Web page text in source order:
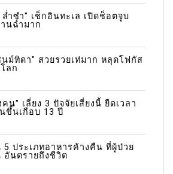
ำซำ" เช็กอินทะเล เปิดช็อตจูบ
นฉ่ำมาก
นม์ทิดา" สวยรวยเท่มาก หลุดโฟกัส
ลก
น" เลี่ยง 3 ปัจจัยเสี่ยงนี้ ยืดเวลา
ขึ้นเกือบ 13 ปี
ประเภทอาหารค้างคืน ที่ผู้ป่วย
อันตรายถึงชีวิต